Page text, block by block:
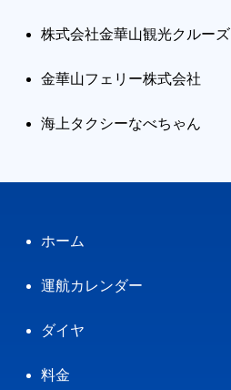
株式会社金華山観光クルーズ
金華山フェリー株式会社
海上タクシーなべちゃん
ホーム
運航カレンダー
ダイヤ
料金